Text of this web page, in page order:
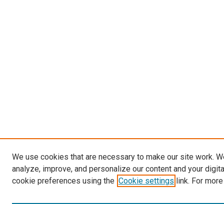
We use cookies that are necessary to make our site work.
analyze, improve, and personalize our content and your
cookie preferences using the Cookie settings link. For